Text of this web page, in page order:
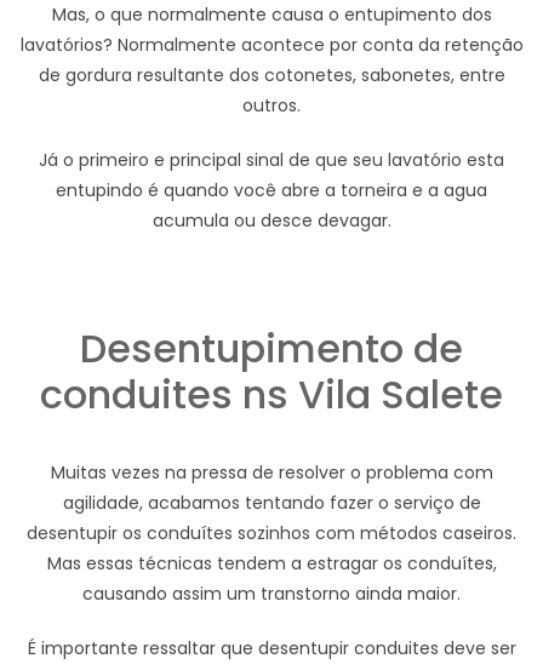
Mas, o que normalmente causa o entupimento dos
lavatórios? Normalmente acontece por conta da retenção
de gordura resultante dos cotonetes, sabonetes, entre
outros.
Já o primeiro e principal sinal de que seu lavatório esta
entupindo é quando você abre a torneira e a agua
acumula ou desce devagar.
Desentupimento de
conduites ns Vila Salete
Muitas vezes na pressa de resolver o problema com
agilidade, acabamos tentando fazer o serviço de
desentupir os conduítes sozinhos com métodos caseiros.
Mas essas técnicas tendem a estragar os conduítes,
causando assim um transtorno ainda maior.
É importante ressaltar que desentupir conduites deve ser